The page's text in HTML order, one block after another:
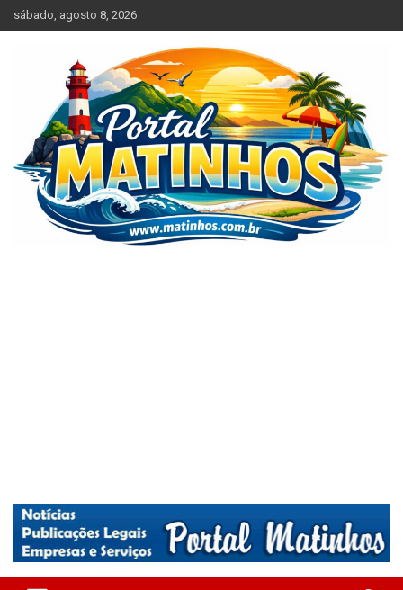
Skip
to
sábado, agosto 8, 2026
Matinhos – Praia de Matinhos